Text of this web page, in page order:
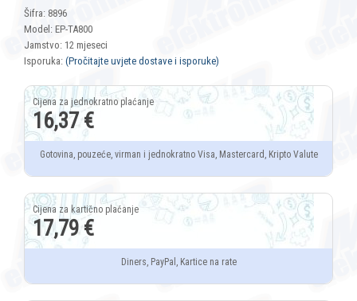
Šifra: 8896
Model: EP-TA800
Jamstvo: 12 mjeseci
Isporuka: (Pročitajte uvjete dostave i isporuke)
16,37 €
Gotovina, pouzeće, virman i jednokratno Visa, Mastercard, Kripto Valute
17,79 €
Diners, PayPal, Kartice na rate